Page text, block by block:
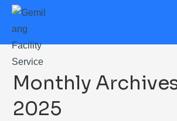
Monthly
2025